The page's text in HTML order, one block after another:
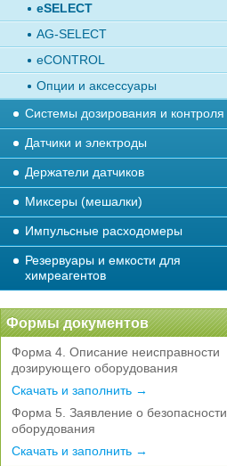
eSELECT
AG-SELECT
eCONTROL
Опции и аксессуары
Системы дозирования и контроля
Датчики и электроды
Держатели датчиков
Миксеры (мешалки)
Импульсные расходомеры
Резервуары и емкости для
химреагентов
Формы документов
Форма 4. Описание неисправности
дозирующего оборудования
Скачать и заполнить →
Форма 5. Заявление о безопасности
оборудования
Скачать и заполнить →